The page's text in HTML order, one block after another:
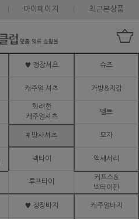
마이페이지 최근본상품
♥ 정장셔츠 슈즈
캐주얼 셔츠 가방&지갑
화려한
캐주얼셔츠
벨트
# 망사셔츠 모자
넥타이 액세서리
루프타이
커프스&
넥타이핀
♥ 정장바지 캐주얼바지